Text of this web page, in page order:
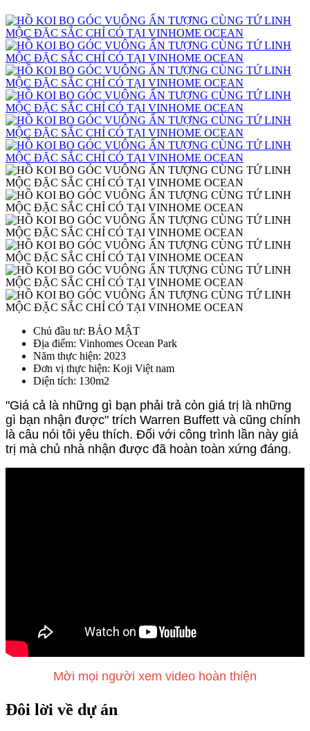
Chủ đầu tư: BẢO MẬT
Địa điểm: Vinhomes Ocean Park
Năm thực hiện: 2023
Đơn vị thực hiện: Koji Việt nam
Diện tích: 130m2
"Giá cả là những gì bạn phải trả còn giá trị là những
gì bạn nhận được" trích Warren Buffett và cũng chính
là câu nói tôi yêu thích. Đối với công trình lần này giá
trị mà chủ nhà nhận được đã hoàn toàn xứng đáng.
Mời mọi người xem video hoàn thiện
Đôi lời về dự án